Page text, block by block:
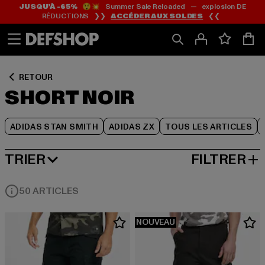
Passer
au
Passer
au
de
JUSQU’À -65%😲💥 Summer Sale Reloaded — explosion DE
RÉDUCTIONS ❯❯ACCÉDER AUX SOLDES ❮❮
RETOUR
SHORT NOIR
ADIDAS STAN SMITH ADIDAS ZX TOUS LES ARTICLES
Passer
au
de
TRIER
MEILLEURES VENTES FILTRER
50 ARTICLES
NOUVEAU